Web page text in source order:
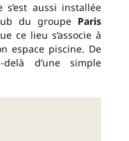
aussi installée
du groupe Paris
ce lieu s’associe à
espace piscine. De
d’une simple